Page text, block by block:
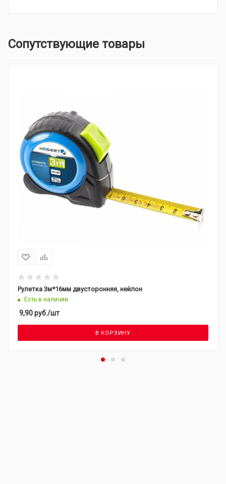
Сопутствующие товары
Рулетка 3м*16мм двусторонняя, нейлон
Есть в наличии
9,90руб./шт
В КОРЗИНУ